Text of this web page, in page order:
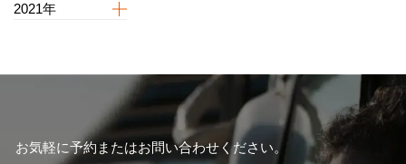
2021年
お気軽に予約またはお問い合わせください。